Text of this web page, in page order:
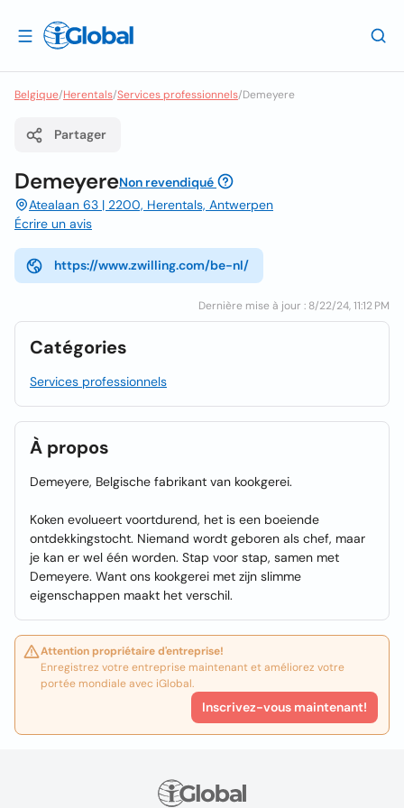
Belgique/Herentals/Services professionnels/Demeyere
Partager
DemeyereNon revendiqué
Atealaan 63 | 2200, Herentals, Antwerpen
Écrire un avis
https://www.zwilling.com/be-nl/
Dernière mise à jour : 8/22/24, 11:12 PM
Catégories
Services professionnels
À propos
Demeyere, Belgische fabrikant van kookgerei.
Koken evolueert voortdurend, het is een boeiende
ontdekkingstocht. Niemand wordt geboren als chef, maar
je kan er wel één worden. Stap voor stap, samen met
Demeyere. Want ons kookgerei met zijn slimme
eigenschappen maakt het verschil.
Attention propriétaire d'entreprise!
Enregistrez votre entreprise maintenant et améliorez votre
portée mondiale avec iGlobal.
Inscrivez-vous maintenant!